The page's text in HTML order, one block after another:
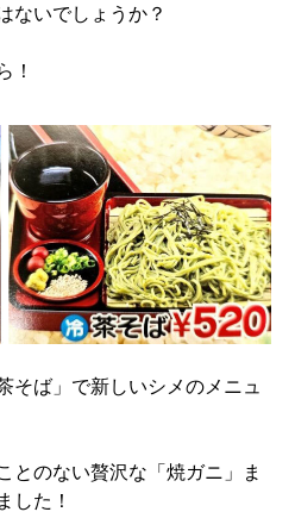
ないでしょうか？
！
そば」で新しいシメのメニュ
とのない贅沢な「焼ガニ」ま
した！